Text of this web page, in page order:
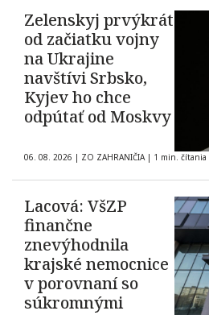
Zelenskyj prvýkrát
od začiatku vojny
na Ukrajine
navštívi Srbsko,
Kyjev ho chce
odpútať od Moskvy
06. 08. 2026 | ZO ZAHRANIČIA | 1 min. čítania
Lacová: VšZP
finančne
znevýhodnila
krajské nemocnice
v porovnaní so
súkromnými